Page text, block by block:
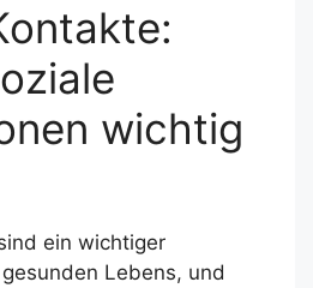
wichtig
ein wichtiger
Lebens, und